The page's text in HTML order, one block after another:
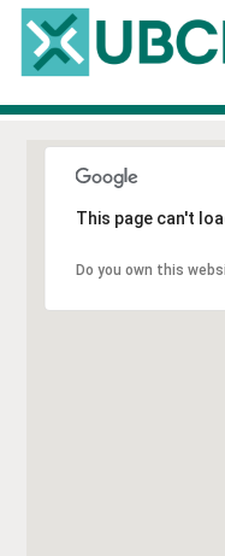
This page can't
Do you own this